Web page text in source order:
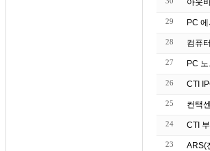
아웃
29 PC
28 컴퓨
27
26 CTI
25 컨택
24 CTI
23 ARS(